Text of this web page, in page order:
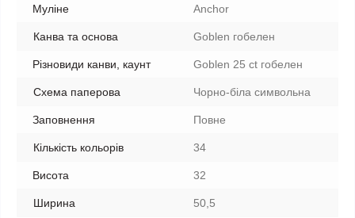
Муліне Anchor
Канва та основа Goblen гобелен
Різновиди канви, каунт Goblen 25 ct гобелен
Схема паперова Чорно-біла символьна
Заповнення Повне
Кількість кольорів 34
Висота 32
Ширина 50,5